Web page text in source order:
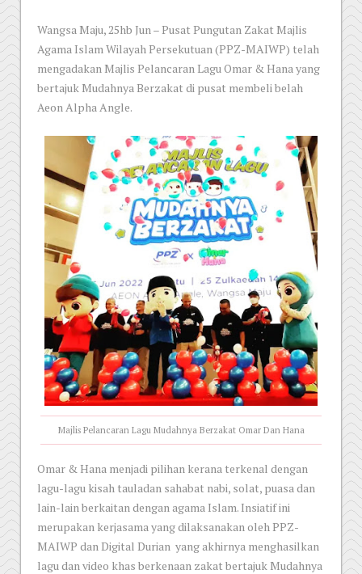
Wangsa Maju, 25hb Jun – Pusat Pungutan Zakat Majlis
Agama Islam Wilayah Persekutuan (PPZ-MAIWP) telah
mengadakan Majlis Pelancaran Lagu Omar & Hana yang
bertajuk Mudahnya Berzakat di pusat membeli belah
Aeon Alpha Angle.
Majlis Pelancaran Lagu Mudahnya Berzakat Omar Dan Hana
Omar & Hana menjadi pilihan kerana terkenal dengan
lagu-lagu kisah tauladan sahabat nabi, solat, puasa dan
lain-lain berkaitan dengan agama Islam. Insiatif ini
merupakan kerjasama yang dilaksanakan oleh PPZ-
MAIWP dan Digital Durian yang akhirnya menghasilkan
lagu dan video khas berkenaan zakat bertajuk Mudahnya